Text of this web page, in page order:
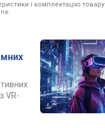
і комплектацію товару
VR-